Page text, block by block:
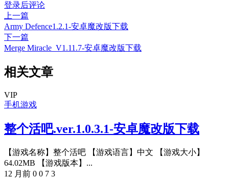
登录后评论
上一篇
Army Defence1.2.1-安卓魔改版下载
下一篇
Merge Miracle_V1.11.7-安卓魔改版下载
相关文章
VIP
手机游戏
整个活吧.ver.1.0.3.1-安卓魔改版下载
【游戏名称】整个活吧 【游戏语言】中文 【游戏大小】
64.02MB 【游戏版本】...
12 月前 0 0 7 3